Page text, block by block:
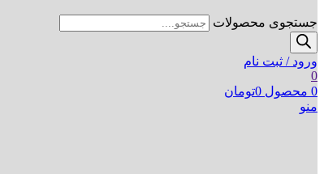
جستجوی محصولات
ورود / ثبت نام
0
0 محصول 0تومان
منو